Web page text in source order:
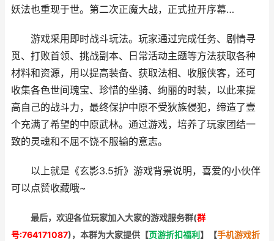
妖法也重现于世。第二次正魔大战，正式拉开序幕…
游戏采用即时战斗玩法。玩家通过完成任务、剧情寻
觅、打败首领、挑战副本、日常活动主题等方法获取各种
材料和资源，用以提高装备、获取法相、收服侠客，还可
收集各色世间瑰宝、珍惜的坐骑、绚丽的时装，以此来提
高自己的战斗力，最终保护中原不受狄族侵犯，缔造了壹
个充满了希望的中原武林。通过游戏，培养了玩家团结一
致的灵魂和不屈不饶不服输的意志。
以上就是《玄影3.5折》游戏背景说明，喜爱的小伙伴
可以点赞收藏哦~
最后，欢迎各位玩家加入大家的游戏服务群(群
号:764171087)，本群为大家提供【页游折扣福利 】 【手机游戏折